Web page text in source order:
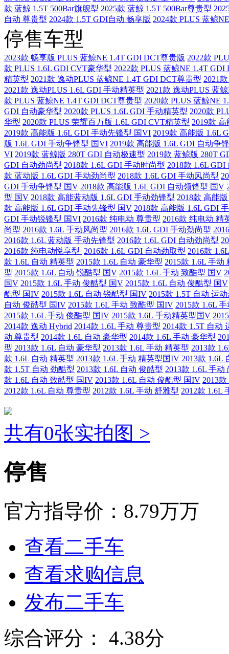
款 蓝鲸 1.5T 500Bar旗舰型 2025款 蓝鲸 1.5T 500Bar尊贵型
自动 尊贵型 2024款 1.5T GDI自动 畅享版 2024款 PLUS 蓝鲸
停售车型
2023款 畅享版 PLUS 蓝鲸NE 1.4T GDI DCT尊贵版 2022款
款 PLUS 1.6L GDI CVT豪华型 2022款 PLUS 蓝鲸NE 1.4T GDI
精英型 2021款 逸动PLUS 蓝鲸NE 1.4T GDI DCT尊贵型 2021
2021款 逸动PLUS 1.6L GDI 手动精英型 2021款 逸动PLUS 蓝
款 PLUS 蓝鲸NE 1.4T GDI DCT尊贵型 2020款 PLUS 蓝鲸NE
GDI 自动豪华型 2020款 PLUS 1.6L GDI 手动精英型 2020款
华型 2020款 PLUS 荣耀百万版 1.6L GDI CVT精英型 2019款
2019款 高能版 1.6L GDI 手动先锋型 国VI 2019款 高能版 1.6L
版 1.6L GDI 手动争锋型 国VI 2019款 高能版 1.6L GDI 自动争
VI 2019款 蓝鲸版 280T GDI 自动极速型 2019款 蓝鲸版 280T
GDI 自动劲尚型 2018款 1.6L GDI 手动时尚型 2018款 1.6L
款 蓝动版 1.6L GDI 手动劲尚型 2018款 1.6L GDI 手动风尚型
GDI 手动争锋型 国V 2018款 高能版 1.6L GDI 自动领锋型 国V
型 国V 2018款 高能蓝动版 1.6L GDI 手动劲锋型 2018款 高能
款 高能版 1.6L GDI 手动先锋型 国V 2018款 高能版 1.6L GDI
GDI 手动锐锋型 国VI 2016款 纯电动 尊贵型 2016款 纯电动 精
尚型 2016款 1.6L 手动风尚型 2016款 1.6L GDI 手动劲尚型
2016款 1.6L 蓝动版 手动先锋型 2016款 1.6L GDI 自动劲尚型
2016款 纯电动悦享型 2016款 1.6L GDI 自动劲取型 2016款
款 1.6L 自动 精英型 2015款 1.6L 自动 豪华型 2015款 1.6L 手动
型 2015款 1.6L 自动 锐酷型 国V 2015款 1.6L 手动 致酷型 国V
国V 2015款 1.6L 手动 俊酷型 国V 2015款 1.6L 自动 俊酷型 国V
酷型 国IV 2015款 1.6L 自动 锐酷型 国IV 2015款 1.5T 自动 运
自动 俊酷型 国IV 2015款 1.6L 手动 致酷型 国IV 2015款 1.6L
2015款 1.6L 手动 俊酷型 国IV 2015款 1.6L 手动精英型国V
2014款 逸动 Hybrid 2014款 1.6L 手动 尊贵型 2014款 1.5T 自动
动 尊贵型 2014款 1.6L 自动 豪华型 2014款 1.6L 手动 豪华型
型 2013款 1.6L 自动 豪华型 2013款 1.6L 手动 精英型 2013款
款 1.6L 自动 精英型 2013款 1.6L 手动 精英型国IV 2013款 1.6L
款 1.5T 自动 劲酷型 2013款 1.6L 自动 俊酷型 2013款 1.6L 手动
款 1.6L 自动 致酷型 国IV 2013款 1.6L 自动 俊酷型 国IV 2013
2012款 1.6L 自动 尊贵型 2012款 1.6L 手动 舒雅型 2012款 1.6L
共有0张实拍图 >
停售
官方指导价： 8.79万万
查看二手车
查看求购信息
发布二手车
综合评分：
4.38分